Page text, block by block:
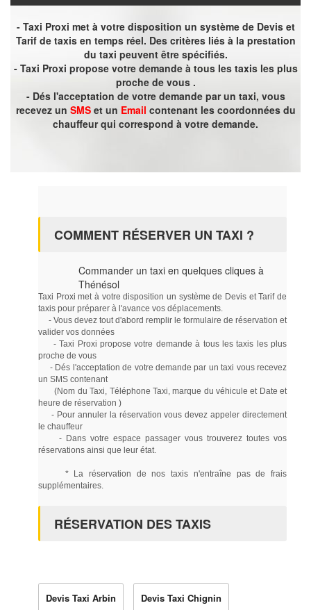
- Taxi Proxi met à votre disposition un système de Devis et
Tarif de taxis en temps réel. Des critères liés à la prestation
du taxi peuvent être spécifiés.
- Taxi Proxi propose votre demande à tous les taxis les plus
proche de vous .
- Dés l'acceptation de votre demande par un taxi, vous
recevez un SMSet un Email contenant les coordonnées du
chauffeur qui correspond à votre demande.
COMMENT RÉSERVER UN TAXI ?
Commander un taxi en quelques cliques à
Thénésol
Taxi Proxi met à votre disposition un système de Devis et Tarif de
taxis pour préparer à l'avance vos déplacements.
- Vous devez tout d'abord remplir le formulaire de réservation et
valider vos données
- Taxi Proxi propose votre demande à tous les taxis les plus
proche de vous
- Dés l'acceptation de votre demande par un taxi vous recevez
un SMS contenant
(Nom du Taxi, Téléphone Taxi, marque du véhicule et Date et
heure de réservation )
- Pour annuler la réservation vous devez appeler directement
le chauffeur
- Dans votre espace passager vous trouverez toutes vos
réservations ainsi que leur état.
* La réservation de nos taxis n'entraîne pas de frais
supplémentaires.
RÉSERVATION DES TAXIS
Devis Taxi Arbin Devis Taxi Chignin